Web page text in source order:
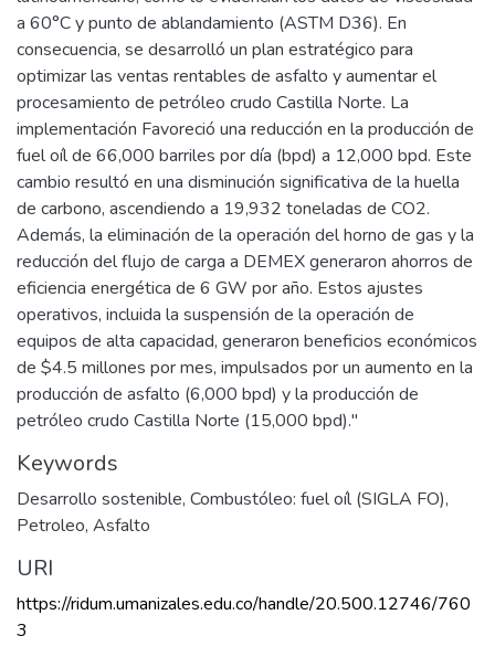
a 60°C y punto de ablandamiento (ASTM D36). En
consecuencia, se desarrolló un plan estratégico para
optimizar las ventas rentables de asfalto y aumentar el
procesamiento de petróleo crudo Castilla Norte. La
implementación Favoreció una reducción en la producción de
fuel oíl de 66,000 barriles por día (bpd) a 12,000 bpd. Este
cambio resultó en una disminución significativa de la huella
de carbono, ascendiendo a 19,932 toneladas de CO2.
Además, la eliminación de la operación del horno de gas y la
reducción del flujo de carga a DEMEX generaron ahorros de
eficiencia energética de 6 GW por año. Estos ajustes
operativos, incluida la suspensión de la operación de
equipos de alta capacidad, generaron beneficios económicos
de $4.5 millones por mes, impulsados por un aumento en la
producción de asfalto (6,000 bpd) y la producción de
petróleo crudo Castilla Norte (15,000 bpd)."
Keywords
Desarrollo sostenible, Combustóleo: fuel oíl (SIGLA FO),
Petroleo, Asfalto
URI
https://ridum.umanizales.edu.co/handle/20.500.12746/760
3